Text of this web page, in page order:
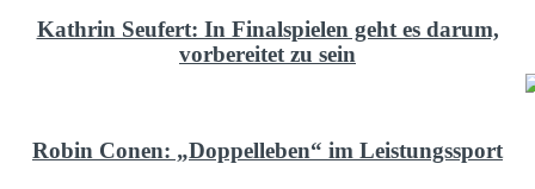
Kathrin Seufert: In Finalspielen geht es darum,
vorbereitet zu sein
Robin Conen: „Doppelleben“ im Leistungssport